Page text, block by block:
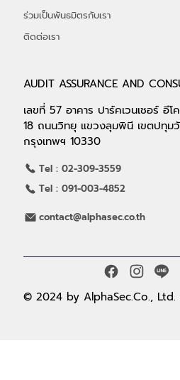
AUDIT ASSURANCE AND
เลขที่ 57 อาคาร ปาร์คเวนเชอร์ อี
18 ถนนวิทยุ แขวงลุมพินี เขตปทุม
กรุงเทพฯ 10330
contact@alphasec.co.th
Tel : 02-309-3559
Tel : 091-003-4852
ร่วมเป็นพันธมิตรกับเรา
ติดต่อเรา
© 2024 by AlphaSec.Co., Ltd.